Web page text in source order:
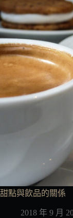
甜點與飲品的關係
2018 年 9 月